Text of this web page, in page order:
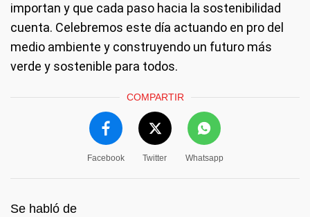
importan y que cada paso hacia la sostenibilidad
cuenta. Celebremos este día actuando en pro del
medio ambiente y construyendo un futuro más
verde y sostenible para todos.
COMPARTIR
Facebook Twitter Whatsapp
Se habló de